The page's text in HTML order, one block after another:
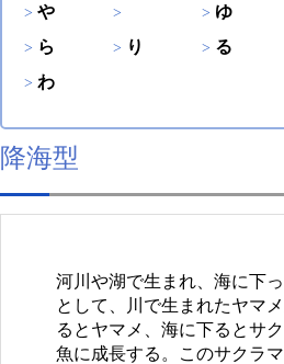
や
ゆ
ら
り る
わ
降海型
河川や湖で生まれ、海に下
として、川で生まれたヤマ
るとヤマメ、海に下るとサ
魚に成長する。このサクラ